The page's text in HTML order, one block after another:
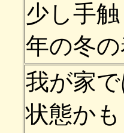
少し手
年の冬
我が家
状態かも